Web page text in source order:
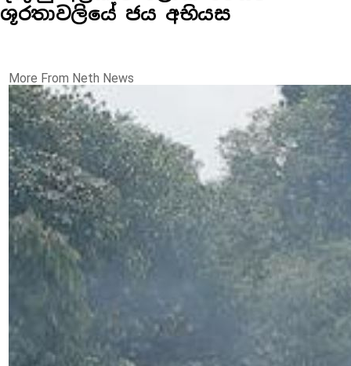
ශූරතාවලියේ ජය අභියස
More From Neth News